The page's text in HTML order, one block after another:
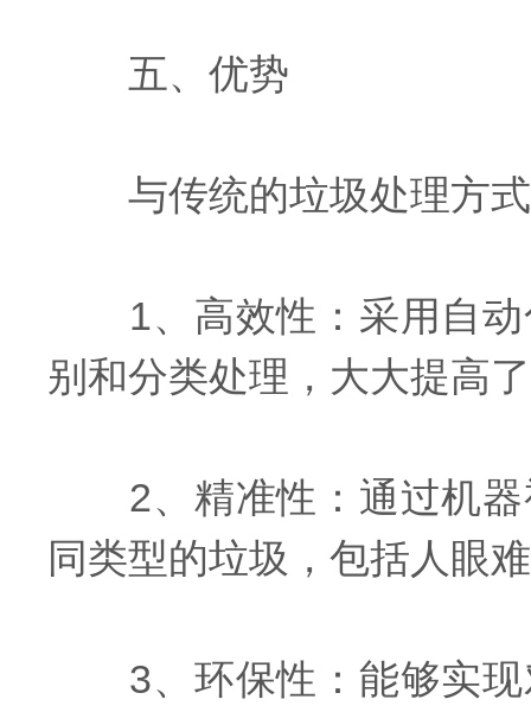
五、优势
与传统的垃圾处理方式
1、高效性：采用自动
别和分类处理，大大提高
2、精准性：通过机器
同类型的垃圾，包括人眼
3、环保性：能够实现